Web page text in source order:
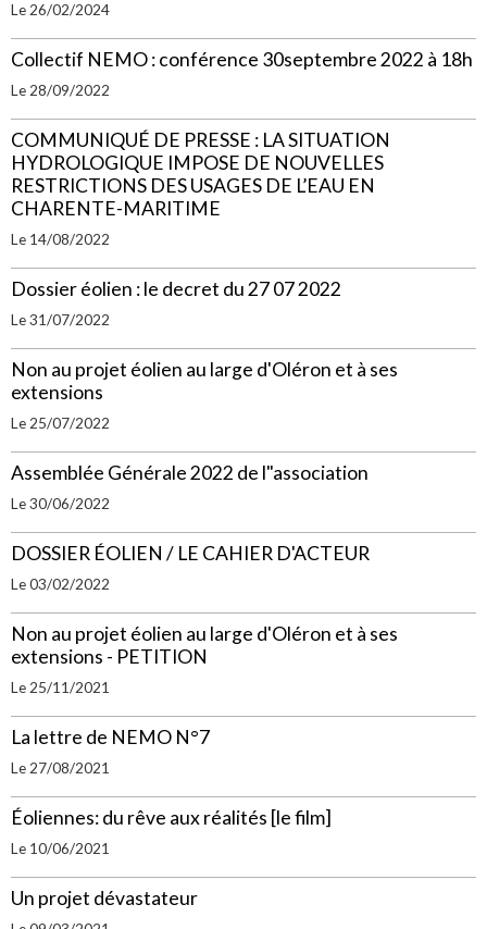
Le 26/02/2024
Collectif NEMO : conférence 30septembre 2022 à 18h
Le 28/09/2022
COMMUNIQUÉ DE PRESSE : LA SITUATION
HYDROLOGIQUE IMPOSE DE NOUVELLES
RESTRICTIONS DES USAGES DE L’EAU EN
CHARENTE-MARITIME
Le 14/08/2022
Dossier éolien : le decret du 27 07 2022
Le 31/07/2022
Non au projet éolien au large d'Oléron et à ses
extensions
Le 25/07/2022
Assemblée Générale 2022 de l"association
Le 30/06/2022
DOSSIER ÉOLIEN / LE CAHIER D'ACTEUR
Le 03/02/2022
Non au projet éolien au large d'Oléron et à ses
extensions - PETITION
Le 25/11/2021
La lettre de NEMO N°7
Le 27/08/2021
Éoliennes: du rêve aux réalités [le film]
Le 10/06/2021
Un projet dévastateur